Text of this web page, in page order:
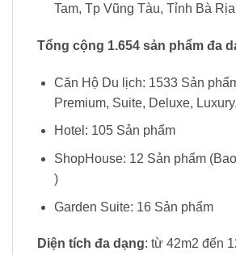
Tam, Tp Vũng Tàu, Tỉnh Bà
Tổng cộng 1.654 sản phẩm đa
Căn Hộ Du lịch: 1533 Sản
Premium, Suite, Deluxe,
Hotel: 105 Sản phẩm
ShopHouse: 12 Sản phẩm
)
Garden Suite: 16 Sản phẩm
Diện tích đa dạng: từ 42m2 đến